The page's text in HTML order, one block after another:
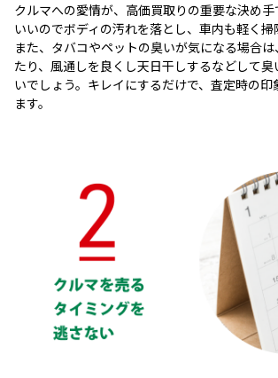
クルマへの愛情が、高価買取りの重要な決め手
いいのでボディの汚れを落とし、車内も軽く掃
また、タバコやペットの臭いが気になる場合
たり、風通しを良くし天日干しするなどして臭
いでしょう。キレイにするだけで、査定時の印
ます。